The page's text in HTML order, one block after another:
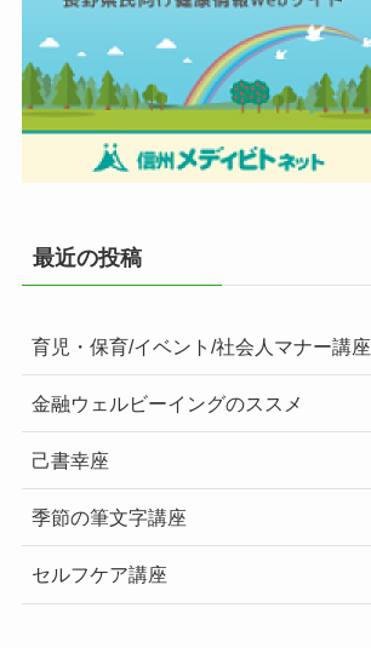
最近の投稿
育児・保育/イベント/社会人マナー講座
金融ウェルビーイングのススメ
己書幸座
季節の筆文字講座
セルフケア講座